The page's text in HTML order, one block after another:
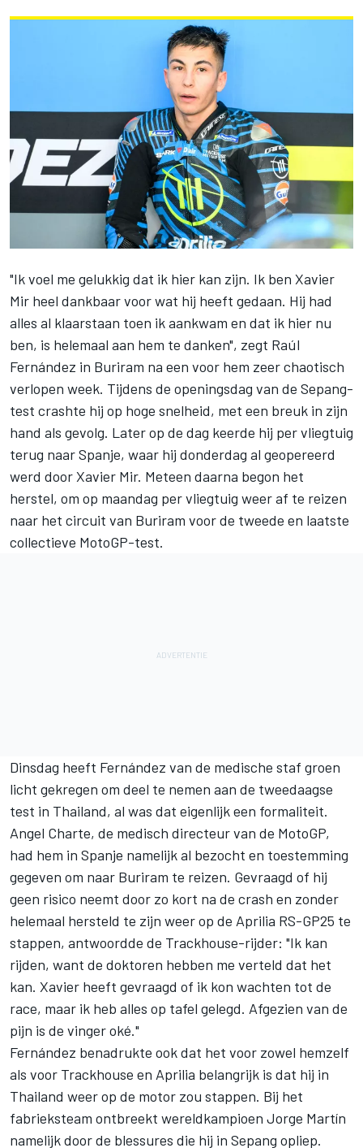
"Ik voel me gelukkig dat ik hier kan zijn. Ik ben Xavier
Mir heel dankbaar voor wat hij heeft gedaan. Hij had
alles al klaarstaan toen ik aankwam en dat ik hier nu
ben, is helemaal aan hem te danken", zegt Raúl
Fernández in Buriram na een voor hem zeer chaotisch
verlopen week. Tijdens de openingsdag van de Sepang-
test crashte hij op hoge snelheid, met een breuk in zijn
hand als gevolg. Later op de dag keerde hij per vliegtuig
terug naar Spanje, waar hij donderdag al geopereerd
werd door Xavier Mir. Meteen daarna begon het
herstel, om op maandag per vliegtuig weer af te reizen
naar het circuit van Buriram voor de tweede en laatste
collectieve MotoGP-test.
Dinsdag heeft Fernández van de medische staf groen
licht gekregen om deel te nemen aan de tweedaagse
test in Thailand, al was dat eigenlijk een formaliteit.
Angel Charte, de medisch directeur van de MotoGP,
had hem in Spanje namelijk al bezocht en toestemming
gegeven om naar Buriram te reizen. Gevraagd of hij
geen risico neemt door zo kort na de crash en zonder
helemaal hersteld te zijn weer op de Aprilia RS-GP25 te
stappen, antwoordde de Trackhouse-rijder: "Ik kan
rijden, want de doktoren hebben me verteld dat het
kan. Xavier heeft gevraagd of ik kon wachten tot de
race, maar ik heb alles op tafel gelegd. Afgezien van de
pijn is de vinger oké."
Fernández benadrukte ook dat het voor zowel hemzelf
als voor Trackhouse en Aprilia belangrijk is dat hij in
Thailand weer op de motor zou stappen. Bij het
fabrieksteam ontbreekt wereldkampioen Jorge Martín
namelijk door de blessures die hij in Sepang opliep.